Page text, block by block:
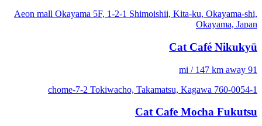
Aeon mall Okayama 5F, 1-2-1 Shimoishii, Kita-ku, Okayama-shi,
Okayama, Japan
Cat Café Nikukyū
91 mi / 147 km away
1-chome-7-2 Tokiwacho, Takamatsu, Kagawa 760-0054
Cat Cafe Mocha Fukutsu